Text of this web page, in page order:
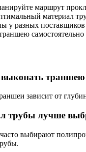
маршрут
материал
у разных
траншею
зависит от
трубы лучше
выбирают